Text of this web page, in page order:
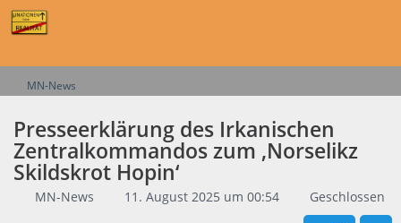
MN-News
Presseerklärung des Irkanischen
Zentralkommandos zum ‚Norselikz
Skildskrot Hopin‘
MN-News 11. August 2025 um 00:54 Geschlossen